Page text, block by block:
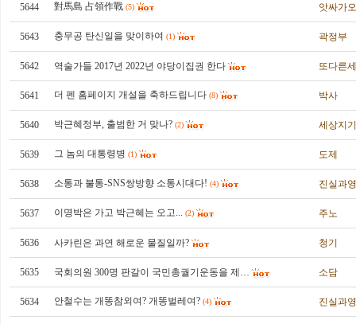
5644 對馬島 占領作戰 (5) 앗싸가
5643 충무공 탄신일을 맞이하여 (1) 곽정부
5642 역술가들 2017년 2022년 야당이집권 한다 또다른
5641 더 펜 홈페이지 개설을 축하드립니다 (8) 박사
5640 박근혜정부, 출범한 거 맞나? (2) 세상지기
5639 그 놈의 대통령병 (1) 도제
5638 소통과 불통-SNS쌍방향 소통시대다! (4) 진실과
5637 이명박은 가고 박근혜는 오고... (2) 주노
5636 사카린은 과연 해로운 물질일까? 청기
5635 국회의원 300명 판갈이 국민총궐기운동을 제… 소담
5634 안철수는 개똥참외여? 개똥벌레여? (4) 진실과